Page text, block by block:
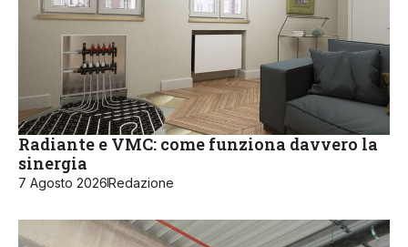
Radiante e VMC: come funziona davvero la
sinergia
7 Agosto 2026Redazione